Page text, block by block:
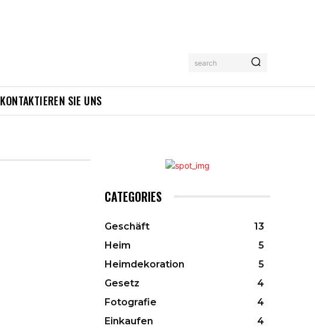
search
KONTAKTIEREN SIE UNS
CATEGORIES
Geschäft
13
Heim
5
Heimdekoration
5
Gesetz
4
Fotografie
4
Einkaufen
4